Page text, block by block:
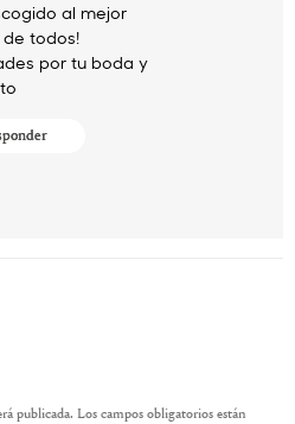
al mejor
todos!
por tu boda y
publicada. Los campos obligatorios están